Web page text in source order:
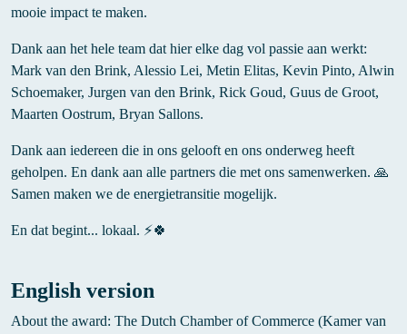
mooie impact te maken.
Dank aan het hele team dat hier elke dag vol passie aan werkt:
Mark van den Brink, Alessio Lei, Metin Elitas, Kevin Pinto, Alwin
Schoemaker, Jurgen van den Brink, Rick Goud, Guus de Groot,
Maarten Oostrum, Bryan Sallons.
Dank aan iedereen die in ons gelooft en ons onderweg heeft
geholpen. En dank aan alle partners die met ons samenwerken. 🙏
Samen maken we de energietransitie mogelijk.
En dat begint... lokaal. ⚡🍀
English version
About the award: The Dutch Chamber of Commerce (Kamer van